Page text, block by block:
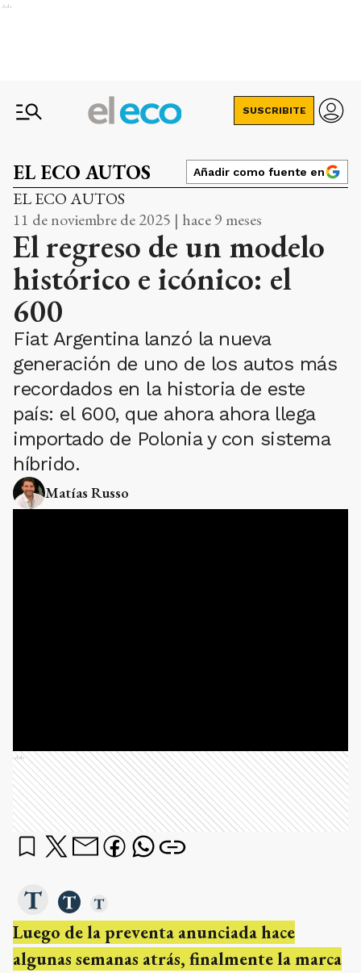
Ads
SUSCRIBITE
EL ECO AUTOS Añadir como fuente en
EL ECO AUTOS
11 de noviembre de 2025 | hace 9 meses
El regreso de un modelo
histórico e icónico: el
600
Fiat Argentina lanzó la nueva
generación de uno de los autos más
recordados en la historia de este
país: el 600, que ahora ahora llega
importado de Polonia y con sistema
híbrido.
Matías Russo
Ads
Luego de la preventa anunciada hace
algunas semanas atrás, finalmente la marca